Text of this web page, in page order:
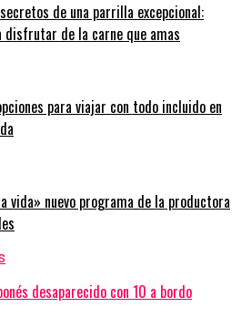
de una parrilla excepcional:
disfrutar de la carne que amas
para viajar con todo incluido en
vida» nuevo programa de la productora
desaparecido con 10 a bordo